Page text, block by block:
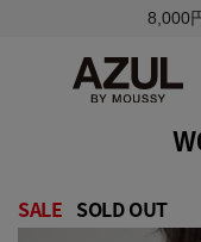
8,000
SALE SOLD OUT